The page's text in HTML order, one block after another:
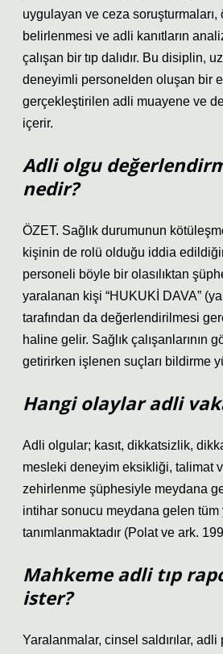
uygulayan ve ceza
belirlenmesi ve adli kanıtların
çalışan bir tıp dalıdır. Bu disiplin,
deneyimli personelden oluşan bir
gerçekleştirilen adli muayene ve
içerir.
Adli olgu
nedir?
ÖZET. Sağlık durumunun
kişinin de rolü olduğu iddia
personeli böyle bir olasılıktan
yaralanan kişi “HUKUKİ DAVA”
tarafından da değerlendirilmesi
haline gelir. Sağlık çalışanlarının
getirirken işlenen suçları bildirme
Hangi olaylar adli
Adli olgular; kasıt, dikkatsizlik,
mesleki deneyim eksikliği, talimat
zehirlenme şüphesiyle meydana
intihar sonucu meydana gelen
tanımlanmaktadır (Polat ve ark.
Mahkeme adli tıp
ister?
Yaralanmalar, cinsel saldırılar,